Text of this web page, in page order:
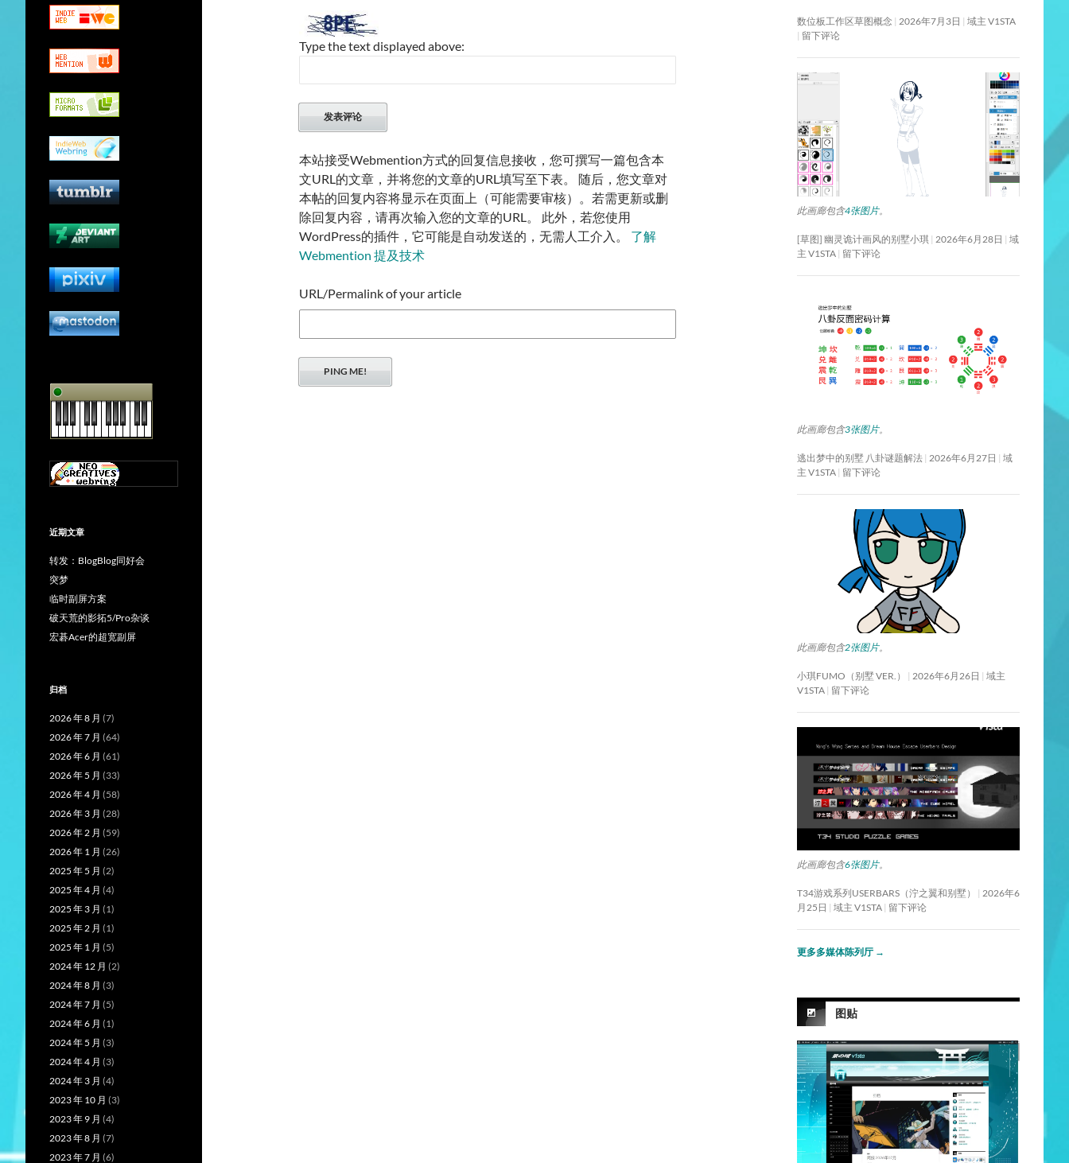
Type the text displayed above:
本站接受Webmention方式的回复信息接收，您可撰写一篇包含本
文URL的文章，并将您的文章的URL填写至下表。 随后，您文章对
本帖的回复内容将显示在页面上（可能需要审核）。若需更新或删
除回复内容，请再次输入您的文章的URL。 此外，若您使用
WordPress的插件，它可能是自动发送的，无需人工介入。 了解
Webmention 提及技术
URL/Permalink of your article
数位板工作区草图概念 2026年7月3日
域主 V1STA
留下评论
此画廊包含4张图片。
[草图] 幽灵诡计画风的别墅小琪 2026年6月28日
域
主 V1STA 留下评论
此画廊包含3张图片。
逃出梦中的别墅 八卦谜题解法 2026年6月27日
域
主 V1STA 留下评论
此画廊包含2张图片。
小琪FUMO（别墅 VER.） 2026年6月26日
域主
V1STA 留下评论
此画廊包含6张图片。
T34游戏系列USERBARS（泞之翼和别墅）
2026年6
月25日
域主 V1STA 留下评论
更多多媒体陈列厅 →
图贴
近期文章
转发：BlogBlog同好会
突梦
临时副屏方案
破天荒的影拓5/Pro杂谈
宏碁Acer的超宽副屏
归档
2026 年 8 月 (7)
2026 年 7 月 (64)
2026 年 6 月 (61)
2026 年 5 月 (33)
2026 年 4 月 (58)
2026 年 3 月 (28)
2026 年 2 月 (59)
2026 年 1 月 (26)
2025 年 5 月 (2)
2025 年 4 月 (4)
2025 年 3 月 (1)
2025 年 2 月 (1)
2025 年 1 月 (5)
2024 年 12 月 (2)
2024 年 8 月 (3)
2024 年 7 月 (5)
2024 年 6 月 (1)
2024 年 5 月 (3)
2024 年 4 月 (3)
2024 年 3 月 (4)
2023 年 10 月 (3)
2023 年 9 月 (4)
2023 年 8 月 (7)
2023 年 7 月 (6)